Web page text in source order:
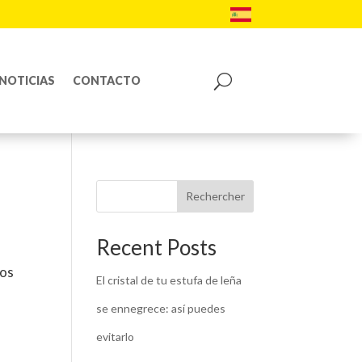
CONTACTO
Rechercher
Recent Posts
El cristal de tu estufa de leña
se ennegrece: así puedes
evitarlo